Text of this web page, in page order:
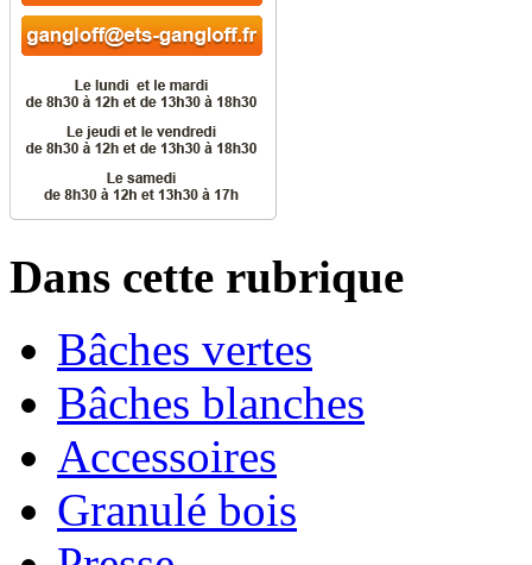
Dans cette rubrique
Bâches vertes
Bâches blanches
Accessoires
Granulé bois